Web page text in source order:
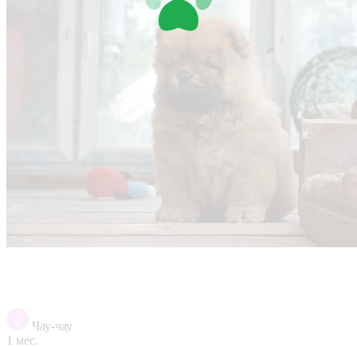
Чау-чау
1 мес.